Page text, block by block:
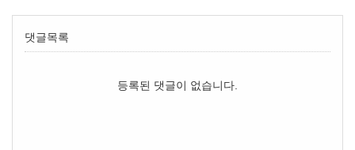
댓글목록
등록된 댓글이 없습니다.